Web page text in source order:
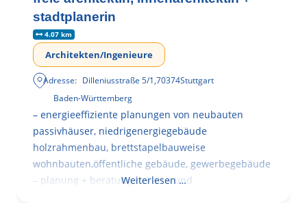
stadtplanerin
4.07 km
Architekten/Ingenieure
Adresse: Dilleniusstraße 5/1,70374Stuttgart
Baden-Württemberg
– energieeffiziente planungen von neubauten
passivhäuser, niedrigenergiegebäude
holzrahmenbau, brettstapelbauweise
wohnbauten,öffentliche gebäude, gewerbegebäude
– planung + beratung bei an – und
Weiterlesen …